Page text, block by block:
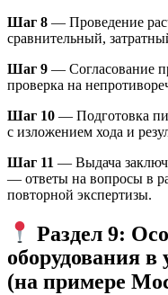
Шаг 8 — Проведение
сравнительный,
Шаг 9 — Согласование
проверка на
Шаг 10 — Подготовка
с изложением хода и
Шаг 11 — Выдача
— ответы на вопросы в
повторной экспертизы.
Раздел 9:
оборудования в
(на примере